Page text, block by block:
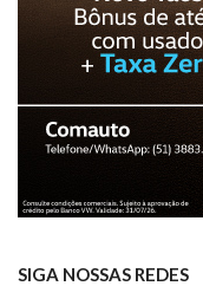
SIGA NOSSAS REDES